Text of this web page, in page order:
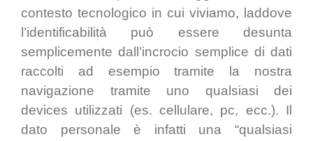
contesto tecnologico in cui viviamo, laddove
l’identificabilità può essere desunta
semplicemente dall’incrocio semplice di dati
raccolti ad esempio tramite la nostra
navigazione tramite uno qualsiasi dei
devices utilizzati (es. cellulare, pc, ecc.). Il
dato personale è infatti una “qualsiasi